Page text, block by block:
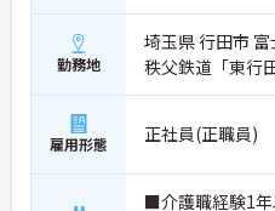
勤務地
埼玉県 行田市
秩父鉄道「東行
雇用形態 正社員(正職員)
■介護職経験1